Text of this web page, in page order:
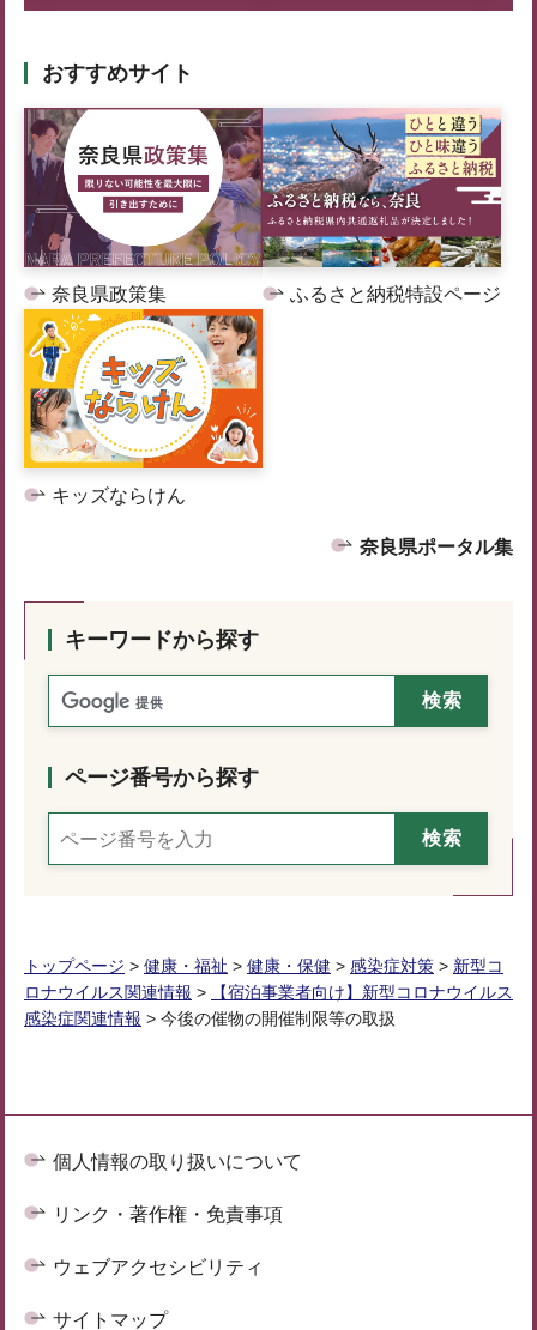
おすすめサイト
奈良県政策集 ふるさと納税特設ページ
キッズならけん
奈良県ポータル集
キーワードから探す
ページ番号から探す
トップページ > 健康・福祉 > 健康・保健 > 感染症対策 > 新型コ
ロナウイルス関連情報 >
【宿泊事業者向け】新型コロナウイルス
感染症関連情報 > 今後の催物の開催制限等の取扱
個人情報の取り扱いについて
リンク・著作権・免責事項
ウェブアクセシビリティ
サイトマップ